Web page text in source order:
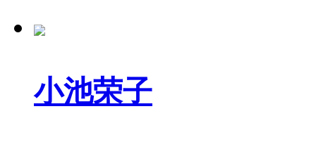
小池荣子